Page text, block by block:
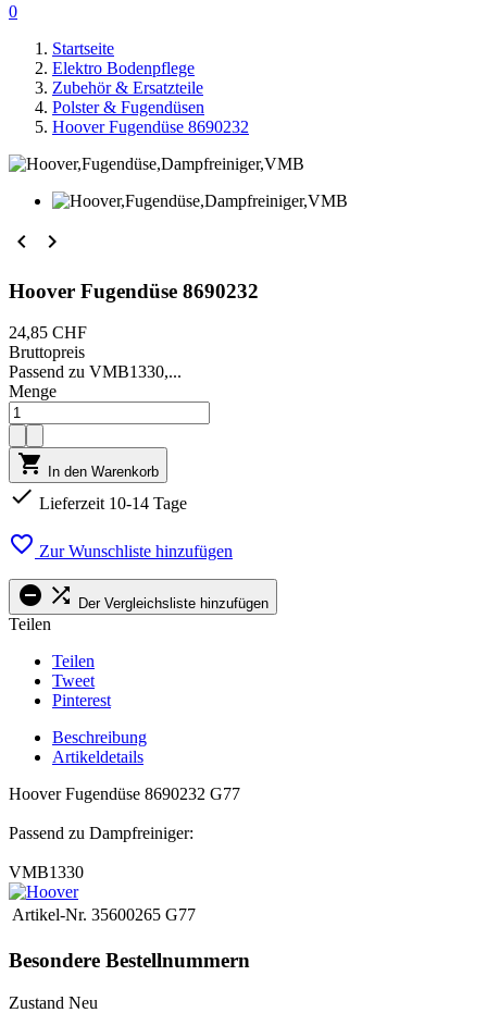
0
Startseite
Elektro Bodenpflege
Zubehör & Ersatzteile
Polster & Fugendüsen
Hoover Fugendüse 8690232
 
Hoover Fugendüse 8690232
24,85 CHF
Bruttopreis
Passend zu VMB1330,...
Menge
 In den Warenkorb
 Lieferzeit 10-14 Tage
 Zur Wunschliste hinzufügen
  Der Vergleichsliste hinzufügen
Teilen
Teilen
Tweet
Pinterest
Beschreibung
Artikeldetails
Hoover Fugendüse 8690232 G77
Passend zu Dampfreiniger:
VMB1330
Artikel-Nr. 35600265 G77
Besondere Bestellnummern
Zustand Neu